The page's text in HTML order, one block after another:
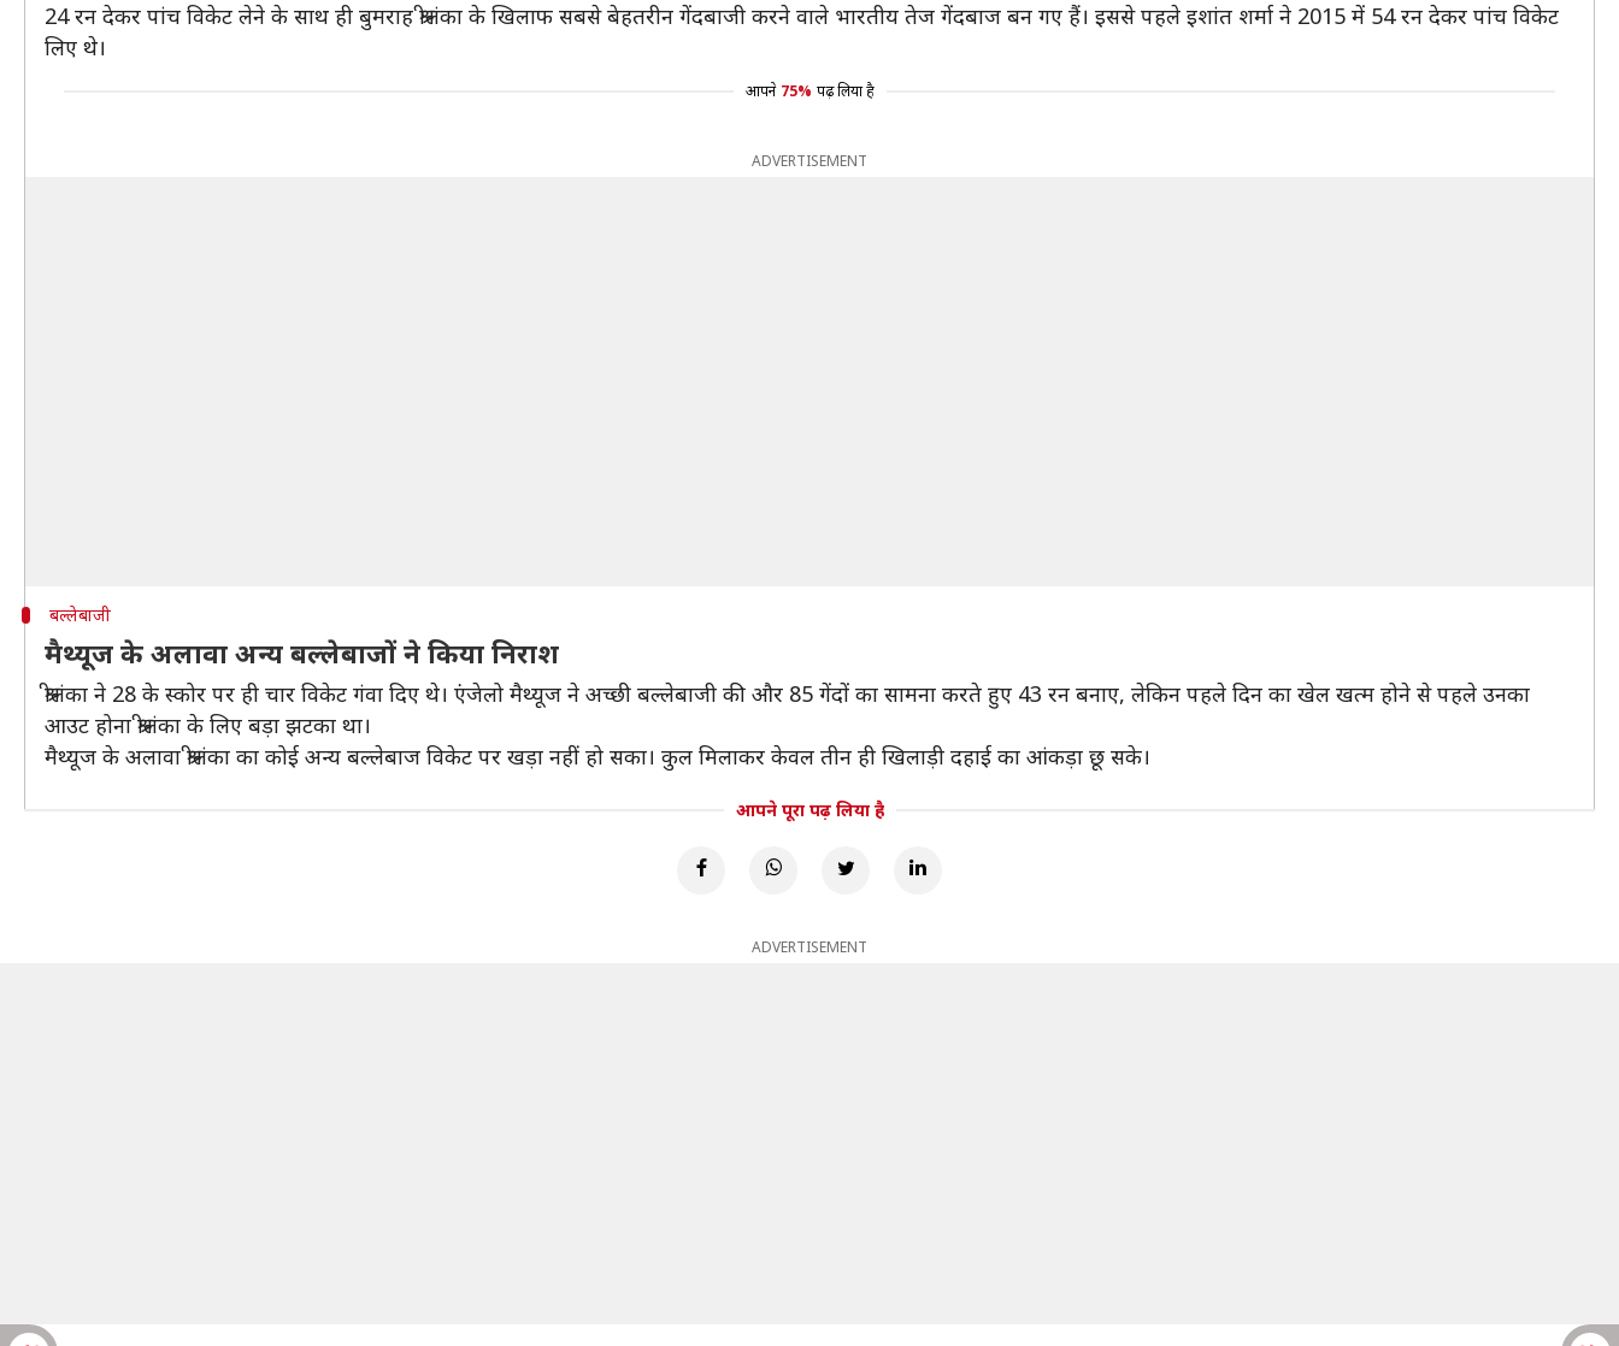
24 रन देकर पांच विकेट लेने के साथ ही बुमराह श्रीलंका के खिलाफ सबसे बेहतरीन गेंदबाजी करने वाले भारतीय तेज गेंदबाज बन गए हैं। इससे पहले इशांत शर्मा ने 2015 में 54 रन देकर पांच विकेट
लिए थे।
आपने 75% पढ़ लिया है
ADVERTISEMENT
बल्लेबाजी
मैथ्यूज के अलावा अन्य बल्लेबाजों ने किया निराश
श्रीलंका ने 28 के स्कोर पर ही चार विकेट गंवा दिए थे। एंजेलो मैथ्यूज ने अच्छी बल्लेबाजी की और 85 गेंदों का सामना करते हुए 43 रन बनाए, लेकिन पहले दिन का खेल खत्म होने से पहले उनका
आउट होना श्रीलंका के लिए बड़ा झटका था।
मैथ्यूज के अलावा श्रीलंका का कोई अन्य बल्लेबाज विकेट पर खड़ा नहीं हो सका। कुल मिलाकर केवल तीन ही खिलाड़ी दहाई का आंकड़ा छू सके।
आपने पूरा पढ़ लिया है
ADVERTISEMENT